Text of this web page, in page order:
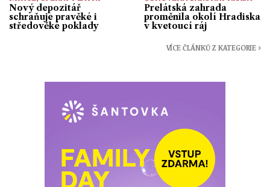
Nový depozitář
schraňuje pravěké i
středověké poklady
Prelátská zahrada
proměnila okolí Hradiska
v kvetoucí ráj
VÍCE ČLÁNKŮ Z KATEGORIE ›